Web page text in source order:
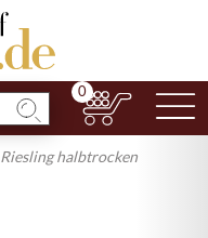
0
Riesling halbtrocken